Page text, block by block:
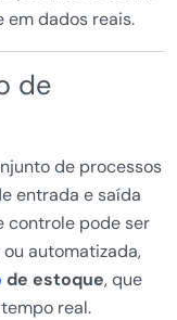
em dados reais.
de
de processos
entrada e saída
controle pode ser
automatizada,
de estoque, que
real.